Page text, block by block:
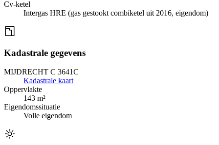
Cv-ketel
Intergas HRE (gas gestookt combiketel uit 2016, eigendom)
Kadastrale gegevens
MIJDRECHT C 3641C
Kadastrale kaart
Oppervlakte
143 m²
Eigendomssituatie
Volle eigendom